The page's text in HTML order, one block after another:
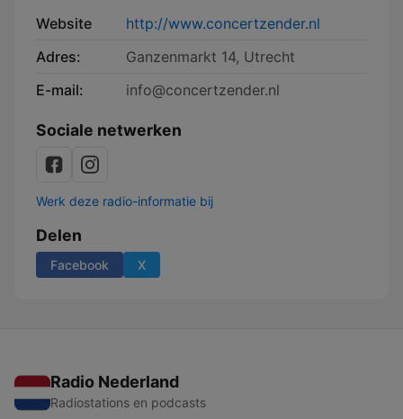
Website
http://www.concertzender.nl
Adres:
Ganzenmarkt 14, Utrecht
E-mail:
info@concertzender.nl
Sociale netwerken
Werk deze radio-informatie bij
Delen
Facebook X
Radio Nederland
Radiostations en podcasts